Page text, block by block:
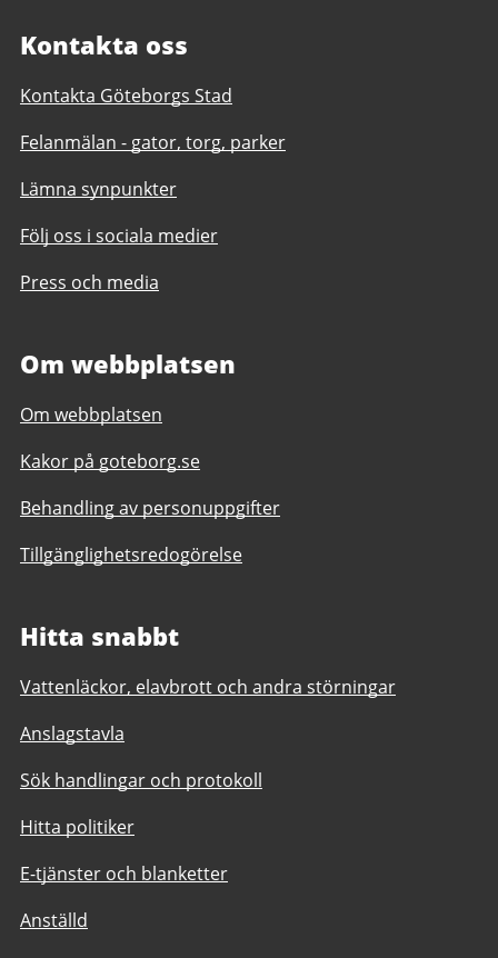
Kontakta oss
Kontakta Göteborgs Stad
Felanmälan - gator, torg, parker
Lämna synpunkter
Följ oss i sociala medier
Press och media
Om webbplatsen
Om webbplatsen
Kakor på goteborg.se
Behandling av personuppgifter
Tillgänglighetsredogörelse
Hitta snabbt
Vattenläckor, elavbrott och andra störningar
Anslagstavla
Sök handlingar och protokoll
Hitta politiker
E-tjänster och blanketter
Anställd